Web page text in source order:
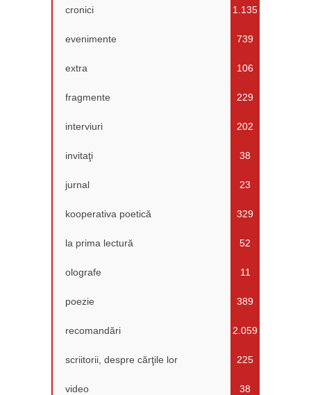
cronici 1.135
evenimente 739
extra 106
fragmente 229
interviuri 202
invitaţi 38
jurnal 23
kooperativa poetică 329
la prima lectură 52
olografe 11
poezie 389
recomandări 2.059
scriitorii, despre cărţile lor 225
video 38